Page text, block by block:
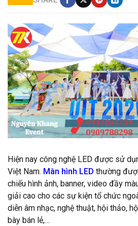
Hiện nay công nghệ LED được sử
Việt Nam. Màn hình LED thường
chiếu hình ảnh, banner, video đầy
giải cao cho các sự kiện tổ chức
diễn âm nhạc, nghệ thuật, hội thảo,
bày bán lẻ,…